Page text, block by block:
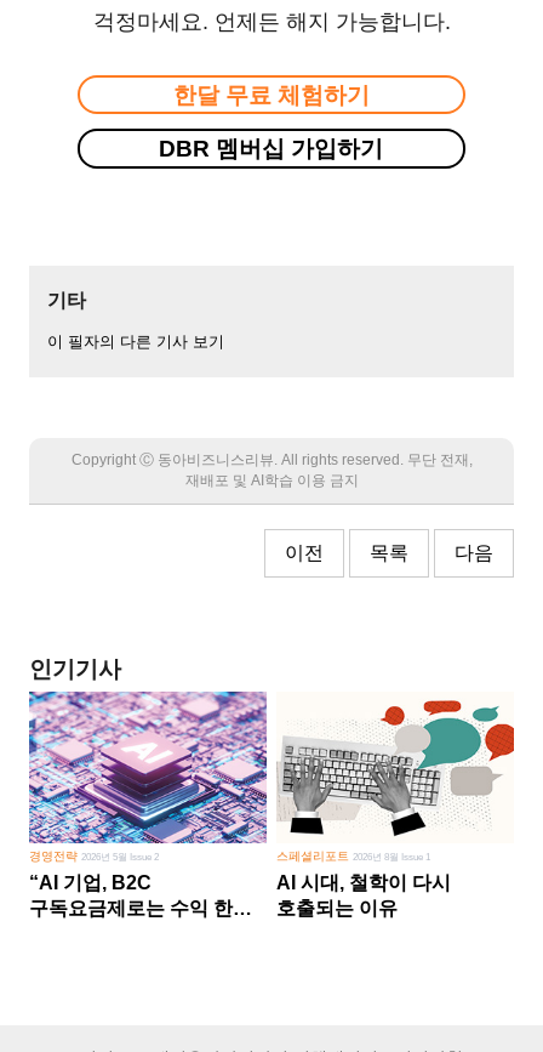
걱정마세요. 언제든 해지 가능합니다.
한달 무료 체험하기
DBR 멤버십 가입하기
기타
이 필자의 다른 기사 보기
Copyright Ⓒ 동아비즈니스리뷰. All rights reserved. 무단 전재,
재배포 및 AI학습 이용 금지
이전 목록 다음
인기기사
경영전략 2026년 5월 Issue 2
“AI 기업, B2C
구독요금제로는 수익 한계
스페셜리포트 2026년 8월 Issue 1
AI 시대, 철학이 다시
호출되는 이유